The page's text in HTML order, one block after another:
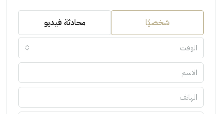
شخصيًا محادثة فيديو
الوقت